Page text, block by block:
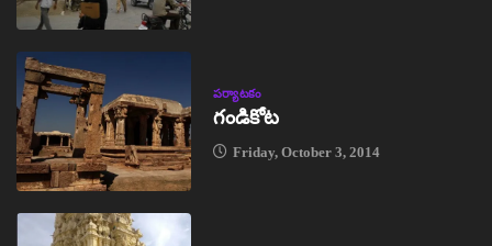
పర్యాటకం
గండికోట
Friday, October 3, 2014